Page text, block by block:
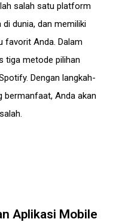
salah satu platform
dunia, dan memiliki
favorit Anda. Dalam
tiga metode pilihan
Dengan langkah-
bermanfaat, Anda akan
Aplikasi Mobile